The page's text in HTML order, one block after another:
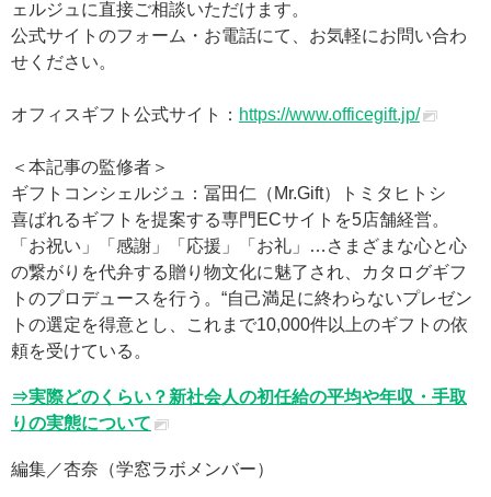
ェルジュに直接ご相談いただけます。
公式サイトのフォーム・お電話にて、お気軽にお問い合わ
せください。
オフィスギフト公式サイト： https://www.officegift.jp/
＜本記事の監修者＞
ギフトコンシェルジュ：冨田仁（Mr.Gift）トミタヒトシ
喜ばれるギフトを提案する専門ECサイトを5店舗経営。
「お祝い」「感謝」「応援」「お礼」…さまざまな心と心
の繋がりを代弁する贈り物文化に魅了され、カタログギフ
トのプロデュースを行う。“自己満足に終わらないプレゼン
トの選定を得意とし、これまで10,000件以上のギフトの依
頼を受けている。
⇒実際どのくらい？新社会人の初任給の平均や年収・手取
りの実態について
編集／杏奈（学窓ラボメンバー）